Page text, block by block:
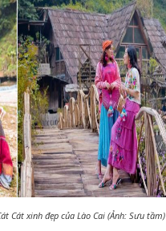
Cát xinh đẹp của Lào Cai (Ảnh: Sưu tầm)